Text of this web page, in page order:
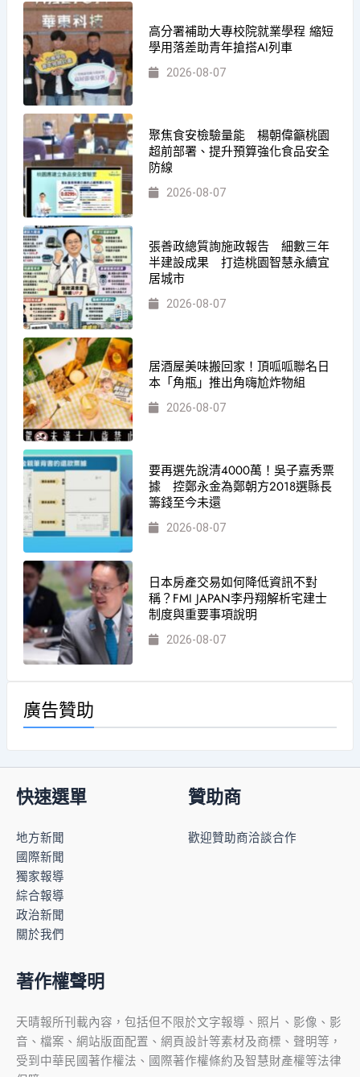
高分署補助大專校院就業學程 縮短
學用落差助青年搶搭AI列車
2026-08-07
聚焦食安檢驗量能 楊朝偉籲桃園
超前部署、提升預算強化食品安全
防線
2026-08-07
張善政總質詢施政報告 細數三年
半建設成果 打造桃園智慧永續宜
居城市
2026-08-07
居酒屋美味搬回家！頂呱呱聯名日
本「角瓶」推出角嗨尬炸物組
2026-08-07
要再選先說清4000萬！吳子嘉秀票
據 控鄭永金為鄭朝方2018選縣長
籌錢至今未還
2026-08-07
日本房產交易如何降低資訊不對
稱？FMI JAPAN李丹翔解析宅建士
制度與重要事項說明
2026-08-07
廣告贊助
快速選單
地方新聞
國際新聞
獨家報導
綜合報導
政治新聞
關於我們
贊助商
歡迎贊助商洽談合作
著作權聲明
天晴報所刊載內容，包括但不限於文字報導、照片、影像、影
音、檔案、網站版面配置、網頁設計等素材及商標、聲明等，
受到中華民國著作權法、國際著作權條約及智慧財產權等法律